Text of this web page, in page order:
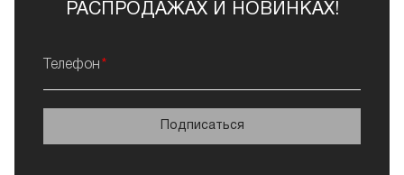
РАСПРОДАЖАХ И НОВИНКАХ!
Телефон
Подписаться